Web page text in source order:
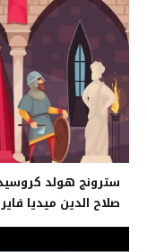
صلاح الدين ميديا فاير 2023